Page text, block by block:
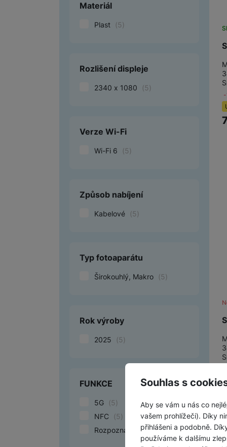
Souhlas s
Aby se vám u nás co
vašem prohlížeči). Díky
přihlášeni a podobně.
používáme k dalšímu
Materiál
Plast (5)
Rozlišení displeje
2340 x 1080 (5)
Verze Wi-Fi
Wi-Fi 6 (5)
Způsob nabíjení
Kabelové (5)
Typ fotoaparátu
Širokouhlý, Makro (5)
Rok výroby
2025 (5)
FUNKCE
5G (5)
NFC
(5)
Rozpoznání obličeje (5 )
-